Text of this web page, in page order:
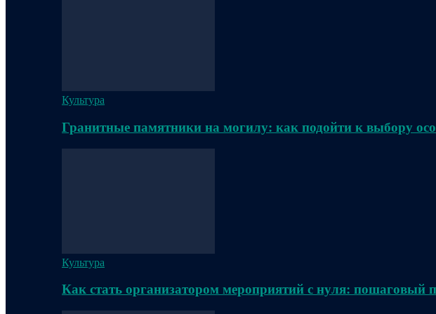
Культура
Гранитные памятники на могилу: как подойти к выбору
Культура
Как стать организатором мероприятий с нуля: пошаговый